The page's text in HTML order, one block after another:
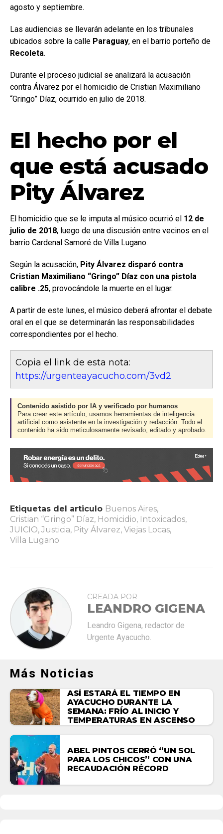
agosto y septiembre.
Las audiencias se llevarán adelante en los tribunales
ubicados sobre la calle Paraguay, en el barrio porteño de
Recoleta.
Durante el proceso judicial se analizará la acusación
contra Álvarez por el homicidio de Cristian Maximiliano
“Gringo” Díaz, ocurrido en julio de 2018.
El hecho por el
que está acusado
Pity Álvarez
El homicidio que se le imputa al músico ocurrió el 12 de
julio de 2018, luego de una discusión entre vecinos en el
barrio Cardenal Samoré de Villa Lugano.
Según la acusación, Pity Álvarez disparó contra
Cristian Maximiliano “Gringo” Díaz con una pistola
calibre .25, provocándole la muerte en el lugar.
A partir de este lunes, el músico deberá afrontar el debate
oral en el que se determinarán las responsabilidades
correspondientes por el hecho.
Copia el link de esta nota:
https://urgenteayacucho.com/3vd2
Contenido asistido por IA y verificado por humanos
Para crear este artículo, usamos herramientas de inteligencia
artificial como asistente en la investigación y redacción. Todo el
contenido ha sido meticulosamente revisado, editado y aprobado.
Etiquetas del articulo Buenos Aires,
Cristian “Gringo” Díaz, Homicidio, Intoxicados,
JUICIO, Justicia, Pity Álvarez, Viejas Locas,
Villa Lugano
CREADA POR
LEANDRO GIGENA
Leandro Gigena, redactor de
Urgente Ayacucho.
Más Noticias
ASÍ ESTARÁ EL TIEMPO EN
AYACUCHO DURANTE LA
SEMANA: FRÍO AL INICIO Y
TEMPERATURAS EN ASCENSO
ABEL PINTOS CERRÓ “UN SOL
PARA LOS CHICOS” CON UNA
RECAUDACIÓN RÉCORD